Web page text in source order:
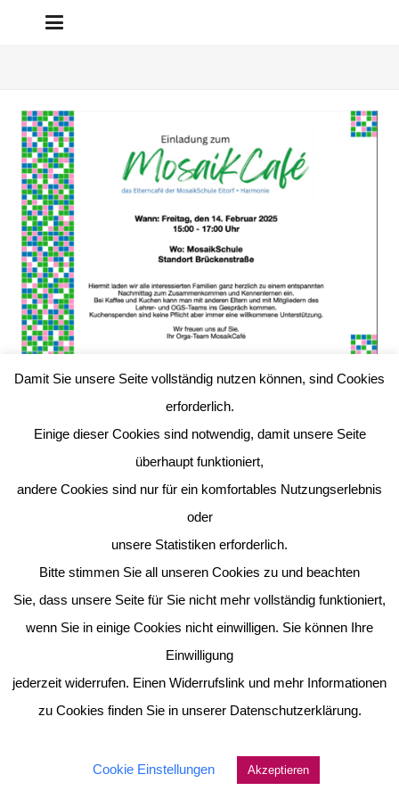
Damit Sie unsere Seite vollständig nutzen können, sind Cookies
erforderlich.
Einige dieser Cookies sind notwendig, damit unsere Seite
überhaupt funktioniert,
andere Cookies sind nur für ein komfortables Nutzungserlebnis
oder
unsere Statistiken erforderlich.
Bitte stimmen Sie all unseren Cookies zu und beachten
Sie, dass unsere Seite für Sie nicht mehr vollständig funktioniert,
wenn Sie in einige Cookies nicht einwilligen. Sie können Ihre
Einwilligung
jederzeit widerrufen. Einen Widerrufslink und mehr Informationen
zu Cookies finden Sie in unserer Datenschutzerklärung.
Cookie Einstellungen Akzeptieren